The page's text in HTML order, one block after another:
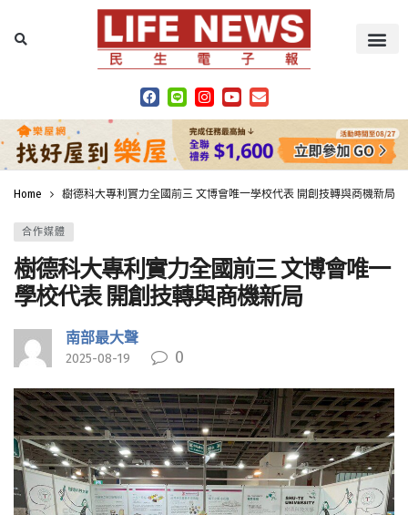
Home 樹德科大專利實力全國前三 文博會唯一學校代表 開創技轉與商機新局
合作媒體
樹德科大專利實力全國前三 文博會唯一
學校代表 開創技轉與商機新局
南部最大聲
2025-08-19 0